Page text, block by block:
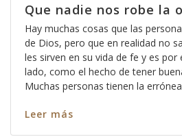
Que nadie nos robe la
Hay muchas cosas que las
de Dios, pero que en realidad no
les sirven en su vida de fe y es por
lado, como el hecho de tener
Muchas personas tienen la
Leer más